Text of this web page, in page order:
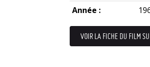
Année :
VOIR LA FICHE DU FILM